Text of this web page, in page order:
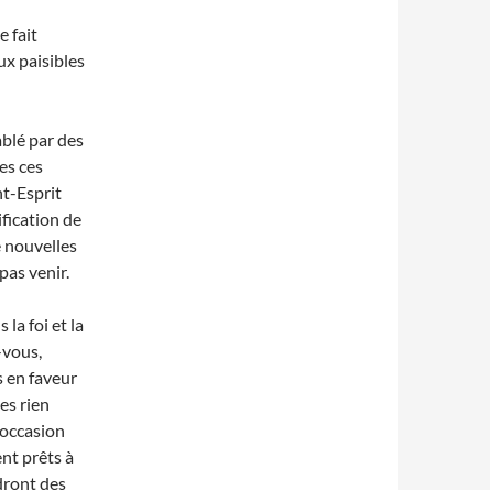
fait
paisibles
par des
ces
Esprit
de
nouvelles
venir.
la foi et la
en faveur
rien
prêts à
des